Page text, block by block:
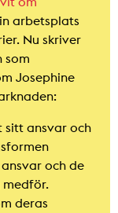
arbetsplats
Nu skriver
som
Josephine
sitt ansvar och
och de
medför.
deras